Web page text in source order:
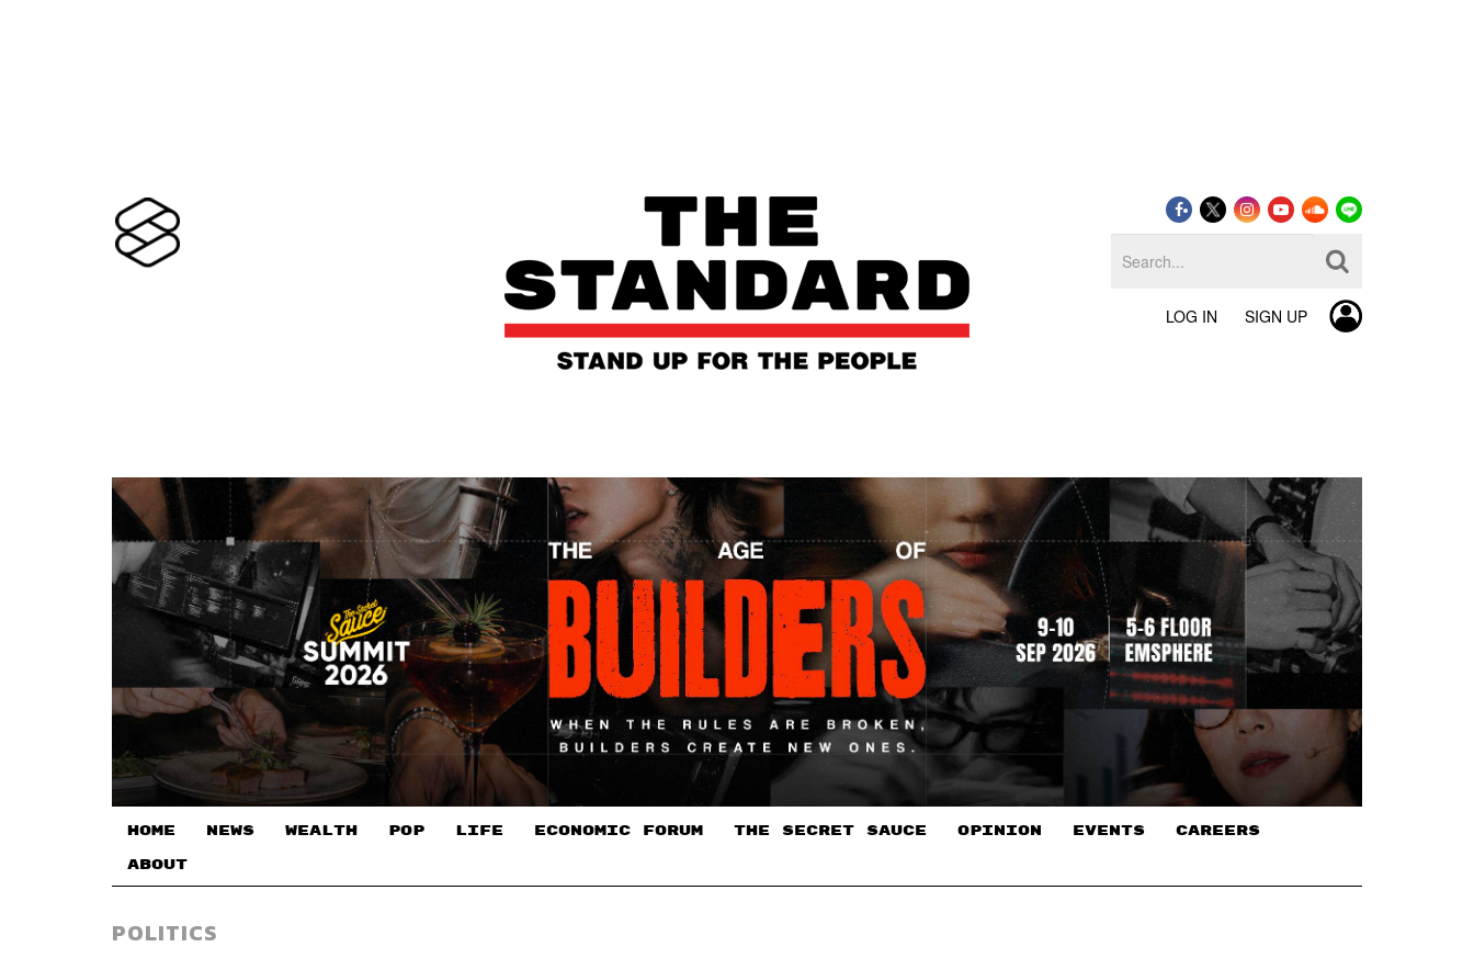
LOG IN SIGN UP
HOME NEWS WEALTH POP LIFE ECONOMIC FORUM THE SECRET SAUCE​ OPINION EVENTS CAREERS
ABOUT
POLITICS